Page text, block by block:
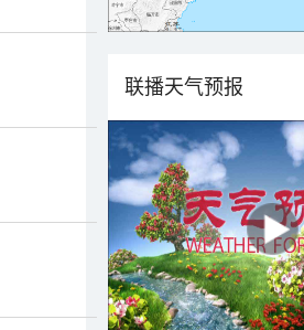
联播天气预报